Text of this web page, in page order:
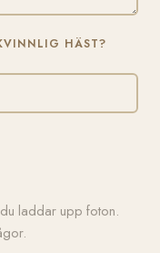
HÄST?
laddar upp foton.